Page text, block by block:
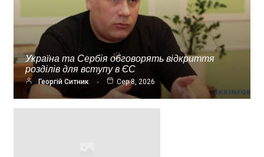
Україна та Сербія обговорять відкриття
розділів для вступу в ЄС
Георгій Ситник Сер 8, 2026